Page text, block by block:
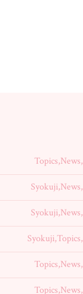
Topics,News,
Syokuji,News,
Syokuji,News,
Syokuji,Topics,
Topics,News,
Topics,News,